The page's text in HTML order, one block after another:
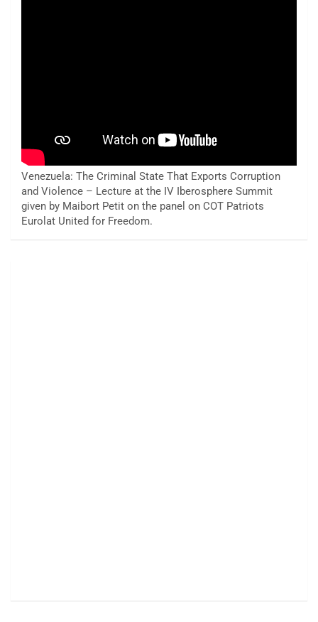
Venezuela: The Criminal State That Exports Corruption
and Violence – Lecture at the IV Iberosphere Summit
given by Maibort Petit on the panel on COT Patriots
Eurolat United for Freedom.